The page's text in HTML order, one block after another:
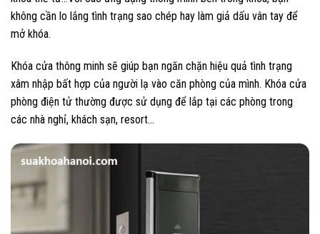
không cần lo lắng tình trạng sao chép hay làm giả dấu vân tay để
mở khóa.
Khóa cửa thông minh sẽ giúp bạn ngăn chặn hiệu quả tình trạng
xâm nhập bất hợp của người lạ vào căn phòng của mình. Khóa cửa
phòng điện tử thường được sử dụng để lắp tại các phòng trong
các nhà nghỉ, khách sạn, resort…